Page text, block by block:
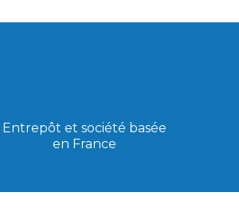
Entrepôt et société basée
en France